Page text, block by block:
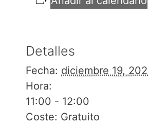
Detalles
Fecha: diciembre 19,
Hora:
11:00 - 12:00
Coste: Gratuito